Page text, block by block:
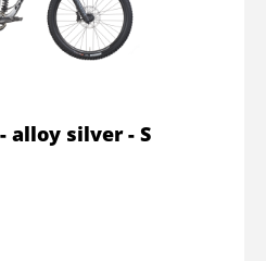
alloy silver - S